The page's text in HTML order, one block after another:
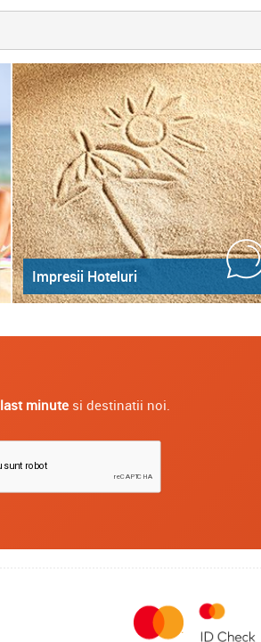
Impresii Hoteluri
last minutesi destinatii noi.